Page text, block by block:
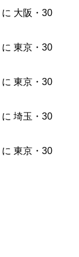
に 大阪・30
に 東京・30
に 東京・30
に 埼玉・30
に 東京・30